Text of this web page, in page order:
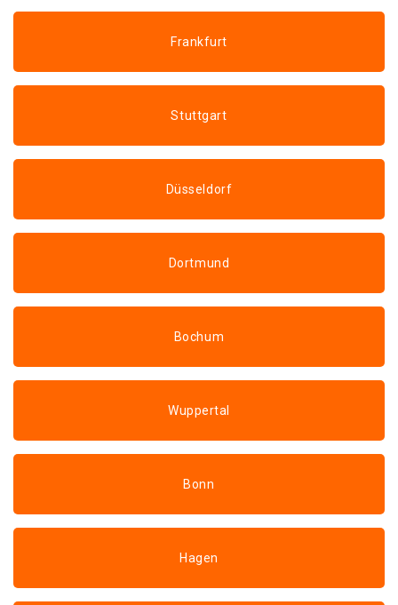
Frankfurt
Stuttgart
Düsseldorf
Dortmund
Bochum
Wuppertal
Bonn
Hagen